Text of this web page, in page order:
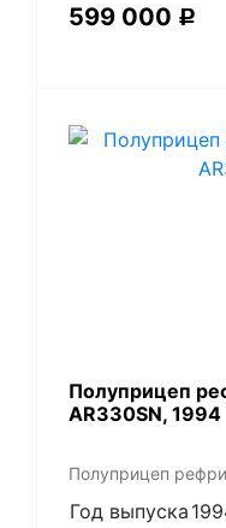
599 000 Р
Полуприцеп
AR330SN, 1994
Полуприцеп
Год выпуска